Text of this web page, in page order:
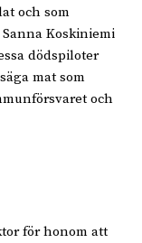
och som
Koskiniemi
dödspiloter
mat som
och
för honom att